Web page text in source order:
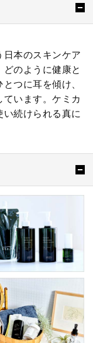
本のスキンケア
のように健康と
つに耳を傾け、
います。ケミカ
続けられる真に